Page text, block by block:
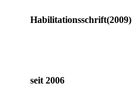
Habilitationsschrift(2009)
seit 2006